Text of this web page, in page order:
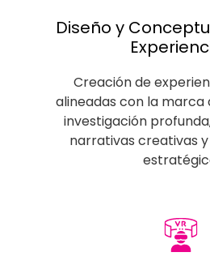
Diseño y
Creación de
alineadas con la marca
investigación
narrativas creativas